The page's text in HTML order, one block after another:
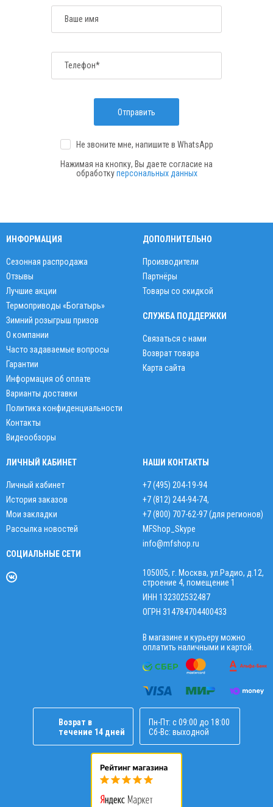
Ваше имя
Телефон*
Отправить
Не звоните мне, напишите в WhatsApp
Нажимая на кнопку, Вы даете согласие на
обработкуперсональных данных
ИНФОРМАЦИЯ
Сезонная распродажа
Отзывы
Лучшие акции
Термоприводы «Богатырь»
Зимний розыгрыш призов
О компании
Часто задаваемые вопросы
Гарантии
Информация об оплате
Варианты доставки
Политика конфиденциальности
Контакты
Видеообзоры
ДОПОЛНИТЕЛЬНО
Производители
Партнёры
Товары со скидкой
СЛУЖБА ПОДДЕРЖКИ
Связаться с нами
Возврат товара
Карта сайта
ЛИЧНЫЙ КАБИНЕТ
Личный кабинет
История заказов
Мои закладки
Рассылка новостей
СОЦИАЛЬНЫЕ СЕТИ
НАШИ КОНТАКТЫ
+7 (495) 204-19-94
+7 (812) 244-94-74,
+7 (800) 707-62-97 (для регионов)
MFShop_Skype
info@mfshop.ru
105005, г. Москва, ул.Радио, д.12,
строение 4, помещение 1
ИНН 132302532487
ОГРН 314784704400433
В магазине и курьеру можно
оплатить наличными и картой.
Возрат в
течение 14 дней
Пн-Пт: с 09:00 до 18:00
Сб-Вс: выходной